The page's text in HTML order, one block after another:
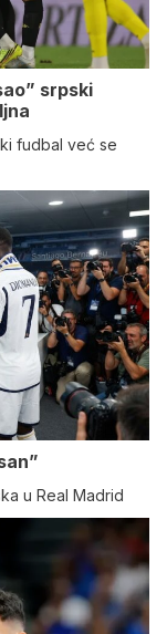
srpski
fudbal već se
u Real Madrid